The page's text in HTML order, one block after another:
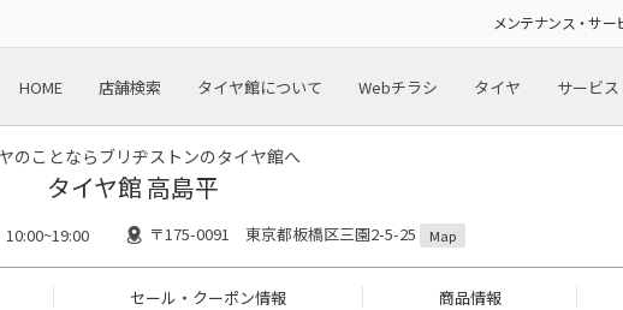
メンテナンス・サー
HOME 店舗検索 タイヤ館について Webチラシ タイヤ サービス
のことならブリヂストンのタイヤ館へ
タイヤ館 高島平
10:00~19:00 〒175-0091 東京都板橋区三園2-5-25 Map
セール・クーポン情報 商品情報